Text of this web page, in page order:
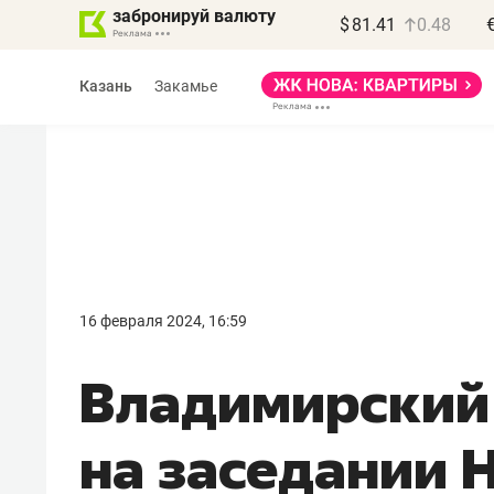
забронируй валюту $ 81.41 0.48
Казань Закамье
16 февраля 2024, 16:59
на заседании
правил, бизнес может
потерять минимум